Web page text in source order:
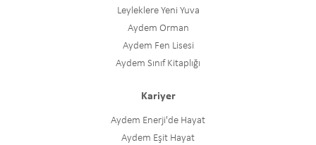
Leyleklere Yeni Yuva
Aydem Orman
Aydem Fen Lisesi
Aydem Sınıf Kitaplığı
Kariyer
Aydem Enerji'de Hayat
Aydem Eşit Hayat